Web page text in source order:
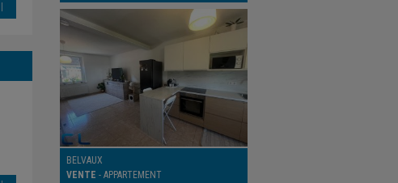
BELVAUX
VENTE - APPARTEMENT